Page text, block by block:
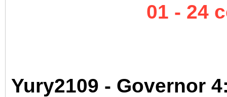
01 - 24
Yury2109 -